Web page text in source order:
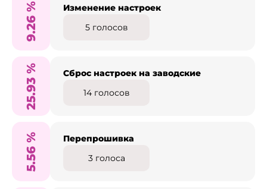
9.26
%
Изменение настроек
5голосов
25.93
%
Сброс настроек на заводские
14голосов
5.56
%
Перепрошивка
3голоса